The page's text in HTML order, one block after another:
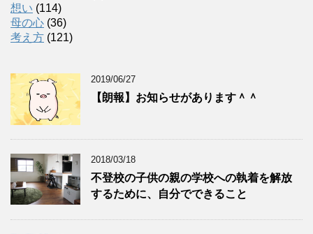
想い (114)
母の心 (36)
考え方 (121)
2019/06/27
【朗報】お知らせがあります＾＾
2018/03/18
不登校の子供の親の学校への執着を解放
するために、自分でできること